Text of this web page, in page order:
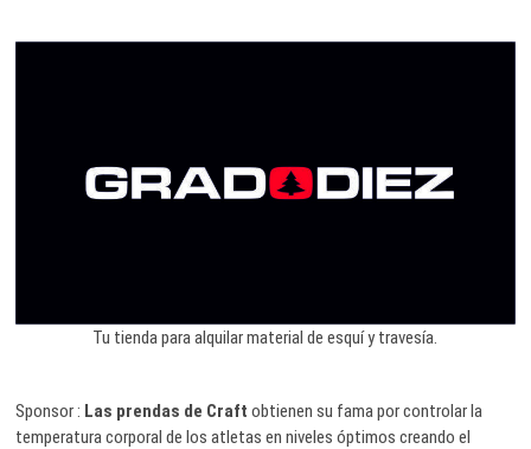
Tu tienda para alquilar material de esquí y travesía.
Sponsor : Las prendas de Craft obtienen su fama por controlar la
temperatura corporal de los atletas en niveles óptimos creando el